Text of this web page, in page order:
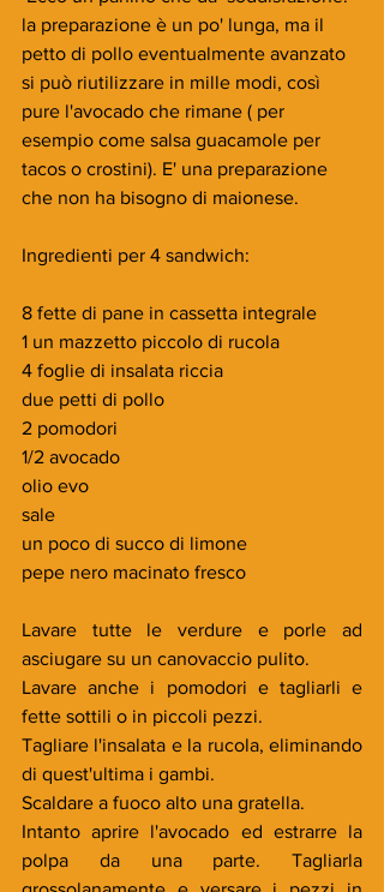
la preparazione è un po' lunga, ma il
petto di pollo eventualmente avanzato
si può riutilizzare in mille modi, così
pure l'avocado che rimane ( per
esempio come salsa guacamole per
tacos o crostini). E' una preparazione
che non ha bisogno di maionese.
Ingredienti per 4 sandwich:
8 fette di pane in cassetta integrale
1 un mazzetto piccolo di rucola
4 foglie di insalata riccia
due petti di pollo
2 pomodori
1/2 avocado
olio evo
sale
un poco di succo di limone
pepe nero macinato fresco
Lavare tutte le verdure e porle ad
asciugare su un canovaccio pulito.
Lavare anche i pomodori e tagliarli e
fette sottili o in piccoli pezzi.
Tagliare l'insalata e la rucola, eliminando
di quest'ultima i gambi.
Scaldare a fuoco alto una gratella.
Intanto aprire l'avocado ed estrarre la
polpa da una parte. Tagliarla